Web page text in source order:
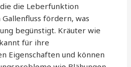
die Leberfunktion
fördern, was
begünstigt. Kräuter wie
für ihre
Eigenschaften und können